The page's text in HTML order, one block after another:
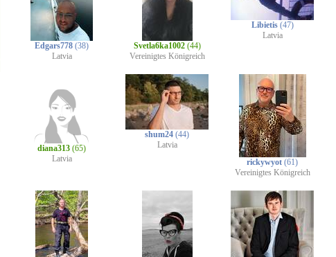
Edgars778 (38)
Latvia
Svetla6ka1002(44)
Vereinigtes Königreich
Libietis(47)
Latvia
diana313 (65)
Latvia
shum24 (44)
Latvia
rickywyot (61)
Vereinigtes Königreich